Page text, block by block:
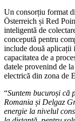
Un consorțiu format
Österreich și Red
inteligentă de
concepută pentru
include două aplicații
capacitatea de a
datele provenind de
electrică din zona de
“Suntem bucuroși că
Romania și Delgaz
energie la nivelul